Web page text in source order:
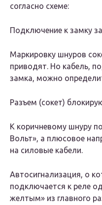
согласно схеме:
Подключение к замку
Маркировку шнуров
приводят. Но кабель,
замка, можно
Разъем (сокет)
К коричневому шнуру
Вольт», а плюсовое
на силовые кабели.
Автосигнализация, о
подключается к реле
желтым» из главного